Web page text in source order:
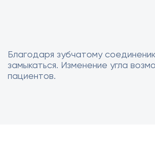
Благодаря зубчатому
замыкаться. Изменение угла
пациентов.